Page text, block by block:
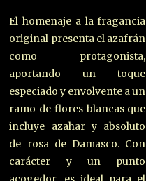
El homenaje a la fragancia
original presenta el azafrán
como protagonista,
aportando un toque
especiado y envolvente a un
ramo de flores blancas que
incluye azahar y absoluto
de rosa de Damasco. Con
carácter y un punto